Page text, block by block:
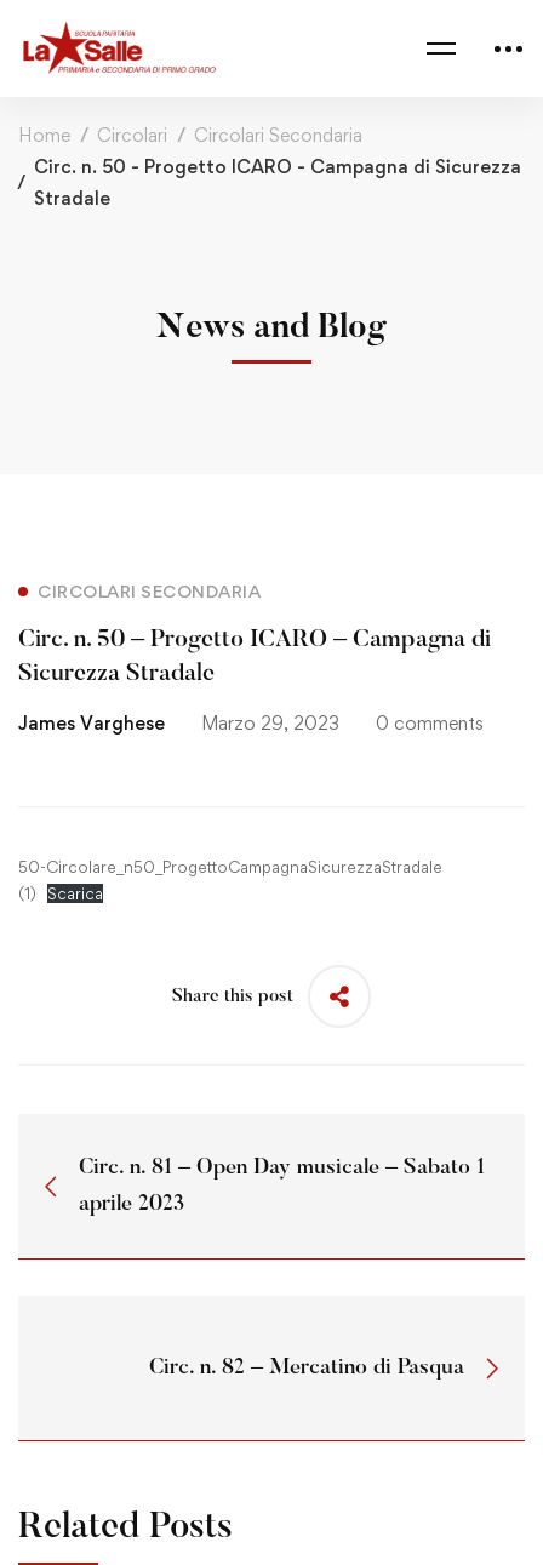
Home Circolari
Circolari Secondaria
Circ. n. 50 - Progetto ICARO - Campagna di Sicurezza
Stradale
News and Blog
CIRCOLARI SECONDARIA
Circ. n. 50 – Progetto ICARO – Campagna di
Sicurezza Stradale
James Varghese Marzo 29, 2023 0 comments
50-Circolare_n50_ProgettoCampagnaSicurezzaStradale
(1)
Scarica
Share this post
Circ. n. 81 – Open Day musicale – Sabato 1
aprile 2023
Circ. n. 82 – Mercatino di Pasqua
Related Posts